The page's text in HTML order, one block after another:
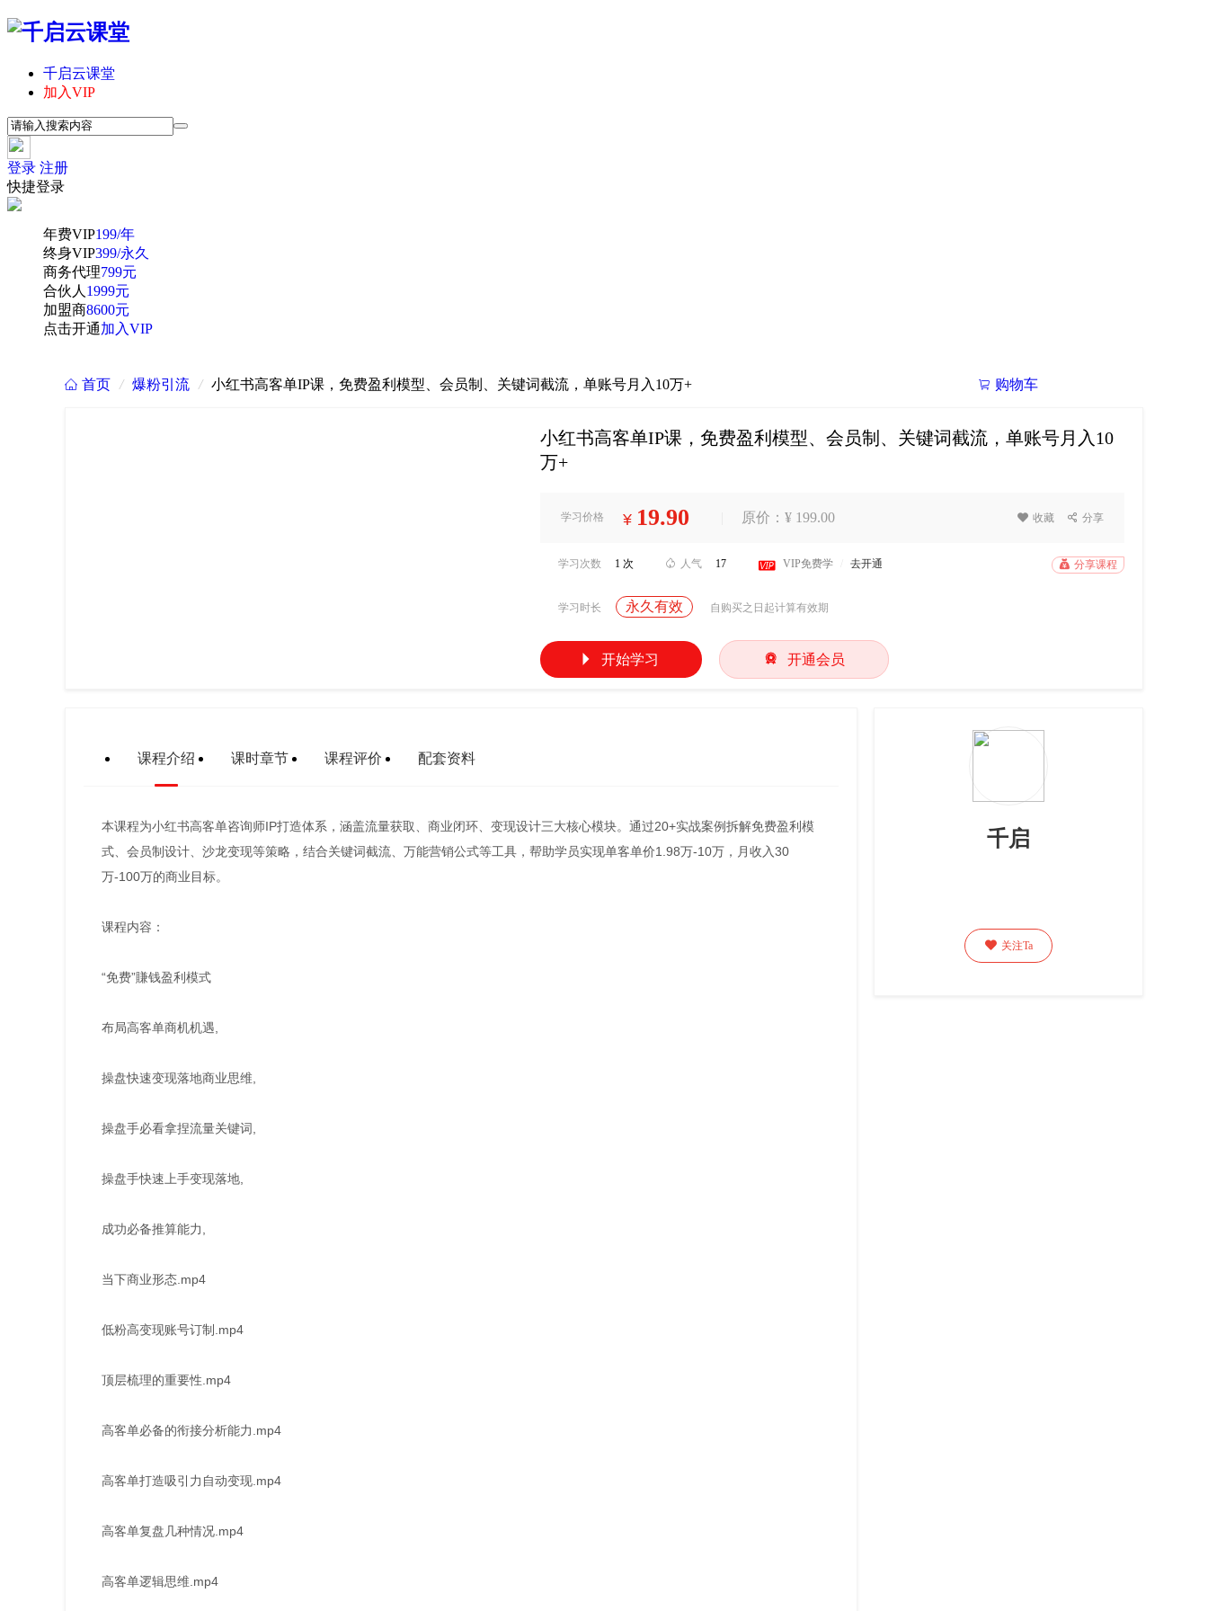
千启云课堂
加入VIP
登录 注册
快捷登录
年费VIP199/年
终身VIP399/永久
商务代理799元
合伙人 1999元
加盟商8600元
点击开通加入VIP
 购物车
 首页 / 爆粉引流 / 小红书高客单IP课，免费盈利模型、会员制、关键词截流，单账号月入10万+
小红书高客单IP课，免费盈利模型、会员制、关键词截流，单账号月入10
万+
学习价格 ¥ 19.90 原价：¥ 199.00  收藏  分享
学习次数 1 次  人气 17  VIP免费学 去开通  分享课程
学习时长 永久有效 自购买之日起计算有效期
 开始学习  开通会员
课程介绍 课时章节 课程评价 配套资料
本课程为小红书高客单咨询师IP打造体系，涵盖流量获取、商业闭环、变现设计三大核心模块。通过20+实战案例拆解免费盈利模
式、会员制设计、沙龙变现等策略，结合关键词截流、万能营销公式等工具，帮助学员实现单客单价1.98万-10万，月收入30
万-100万的商业目标。
课程内容：
“免费”賺钱盈利模式
布局高客单商机机遇,
操盘快速变现落地商业思维,
操盘手必看拿捏流量关键词,
操盘手快速上手变现落地,
成功必备推算能力,
当下商业形态.mp4
低粉高变现账号订制.mp4
顶层梳理的重要性.mp4
高客单必备的衔接分析能力.mp4
高客单打造吸引力自动变现.mp4
高客单复盘几种情况.mp4
高客单逻辑思维.mp4
千启
 关注Ta